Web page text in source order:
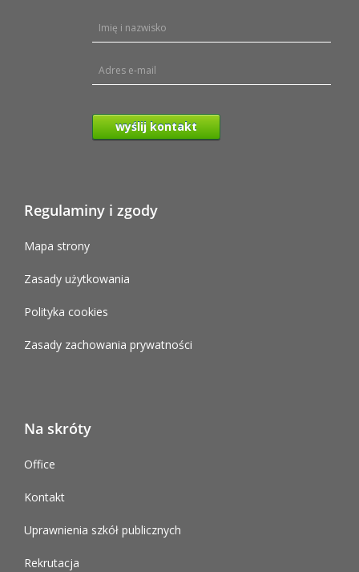
wyślij kontakt
Regulaminy i zgody
Mapa strony
Zasady użytkowania
Polityka cookies
Zasady zachowania prywatności
Na skróty
Office
Kontakt
Uprawnienia szkół publicznych
Rekrutacja